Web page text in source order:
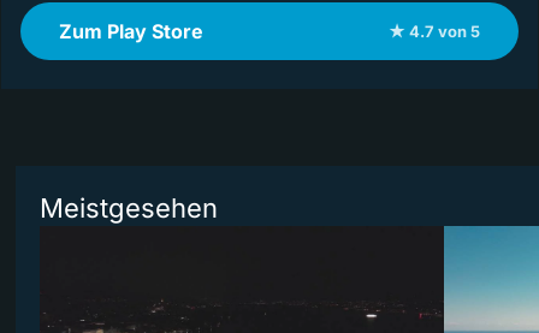
Zum Play Store ★ 4.7 von 5
Meistgesehen